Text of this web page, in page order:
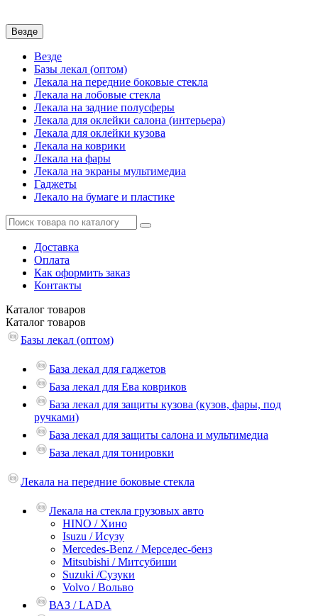
Везде
Везде
Базы лекал (оптом)
Лекала на передние боковые стекла
Лекала на лобовые стекла
Лекала на задние полусферы
Лекала для оклейки салона (интерьера)
Лекала для оклейки кузова
Лекала на коврики
Лекала на фары
Лекала на экраны мультимедиа
Гаджеты
Лекало на бумаге и пластике
Доставка
Оплата
Как оформить заказ
Контакты
Каталог товаров
Каталог товаров
Базы лекал (оптом)
База лекал для гаджетов
База лекал для Ева ковриков
База лекал для защиты кузова (кузов, фары, под
ручками)
База лекал для защиты салона и мультимедиа
База лекал для тонировки
Лекала на передние боковые стекла
Лекала на стекла грузовых авто
HINO / Хино
Isuzu / Исузу
Mercedes-Benz / Мерседес-бенз
Mitsubishi / Митсубиши
Suzuki /Сузуки
Volvo / Вольво
ВАЗ / LADA